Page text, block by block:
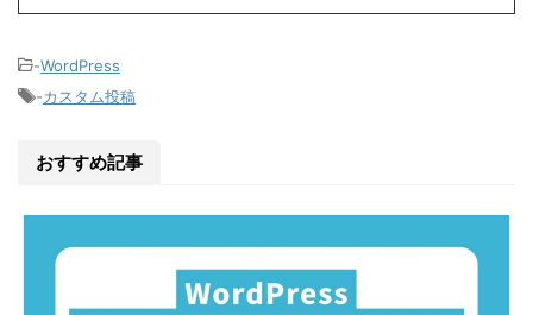
-WordPress
-カスタム投稿
おすすめ記事